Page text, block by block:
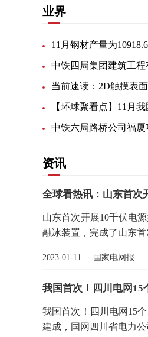
业界
11月钢材产量为
当前速读：2D触摸表
中铁六局路桥公司福
资讯
全球看热讯：山东首次
山东首次开展10千伏电
融冰装置，完成了山东首
2023-01-11 国家电网报
我国首次！四川电网15
我国首次！四川电网15
建成，国网四川省电力公